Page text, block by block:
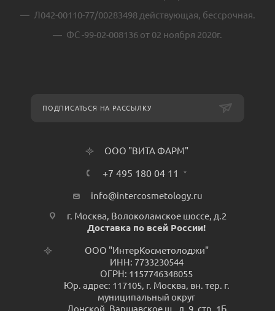
Л042-00110-77/00283498 действующая, бессрочная.
ФС -99-02-008136 от 02 ноября 2020г.
ПОДПИСАТЬСЯ НА РАССЫЛКУ
ООО "ВИТА ФАРМ"
+7 495 180 04 11
info@intercosmetology.ru
г. Москва, Волоколамское шоссе, д.2
Доставка по всей России!
ООО "ИнтерКосметолоджи"
ИНН: 7733230544
ОГРН: 1157746348055
Юр. адрес: 117105, г. Москва, вн. тер. г.
муниципальный округ
Донской, Варшавское ш., д. 9, стр. 1Б